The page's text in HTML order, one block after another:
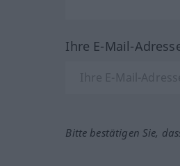
Ihre E-Mail-
Bitte bestätigen Sie,